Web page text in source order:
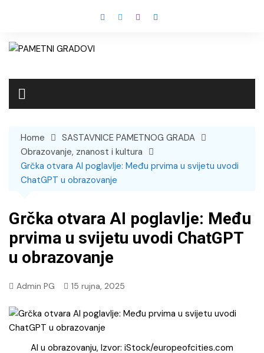
Home
SASTAVNICE PAMETNOG GRADA
Obrazovanje, znanost i kultura
Grčka otvara AI poglavlje: Među prvima u svijetu uvodi
ChatGPT u obrazovanje
Grčka otvara AI poglavlje: Među
prvima u svijetu uvodi ChatGPT
u obrazovanje
Admin PG 15 rujna, 2025
AI u obrazovanju, Izvor: iStock/europeofcities.com